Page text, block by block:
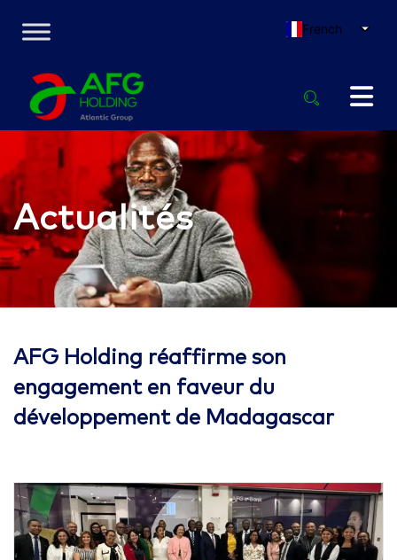
French
Actualités
AFG Holding réaffirme son
engagement en faveur du
développement de Madagascar